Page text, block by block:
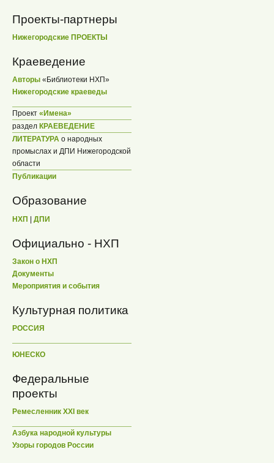
Проекты-партнеры
Нижегородские ПРОЕКТЫ
Краеведение
Авторы «Библиотеки НХП»
Нижегородские краеведы
Проект «Имена»
раздел КРАЕВЕДЕНИЕ
ЛИТЕРАТУРА о народных
промыслах и ДПИ Нижегородской
области
Публикации
Образование
НХП | ДПИ
Официально - НХП
Закон о НХП
Документы
Мероприятия и события
Культурная политика
РОССИЯ
ЮНЕСКО
Федеральные
проекты
Ремесленник XXI век
Азбука народной культуры
Узоры городов России